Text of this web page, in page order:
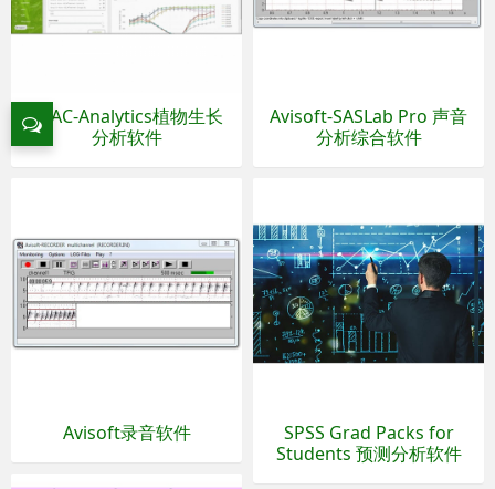
SPAC-Analytics植物生长
分析软件
Avisoft-SASLab Pro 声音
分析综合软件
Avisoft录音软件
SPSS Grad Packs for
Students 预测分析软件